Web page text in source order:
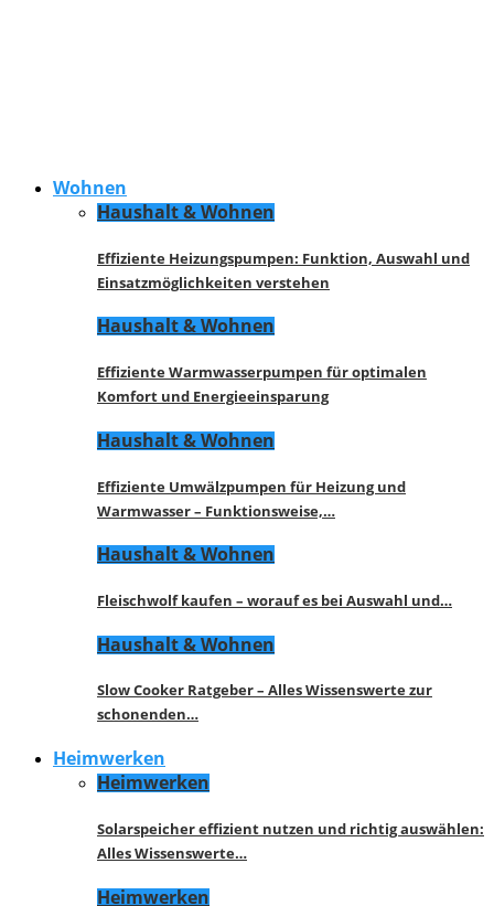
Wohnen
Haushalt & Wohnen
Effiziente Heizungspumpen: Funktion, Auswahl und
Einsatzmöglichkeiten verstehen
Haushalt & Wohnen
Effiziente Warmwasserpumpen für optimalen
Komfort und Energieeinsparung
Haushalt & Wohnen
Effiziente Umwälzpumpen für Heizung und
Warmwasser – Funktionsweise,…
Haushalt & Wohnen
Fleischwolf kaufen – worauf es bei Auswahl und…
Haushalt & Wohnen
Slow Cooker Ratgeber – Alles Wissenswerte zur
schonenden…
Heimwerken
Heimwerken
Solarspeicher effizient nutzen und richtig auswählen:
Alles Wissenswerte…
Heimwerken